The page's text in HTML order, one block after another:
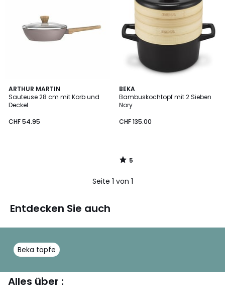
ARTHUR MARTIN
Sauteuse 28 cm mit Korb und
Deckel
54.95.
CHF 54.95
BEKA
Bambuskochtopf mit 2 Sieben
Nory
CHF 135.00
5
/
5
5
/
Seite 1 von 1
Entdecken Sie auch
Beka töpfe
Alles über :